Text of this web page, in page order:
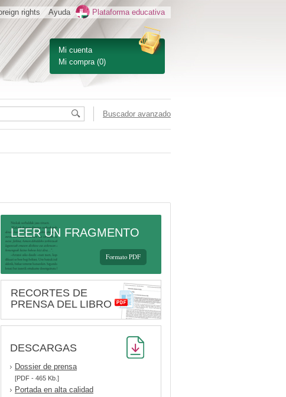
Mi cuenta
Mi compra (0)
rights Ayuda Plataforma educativa
Buscador avanzado
LEER UN FRAGMENTO
Formato PDF
RECORTES DE
PRENSA DEL LIBRO
DESCARGAS
Dossier de prensa
[PDF - 465 Kb.]
Portada en alta calidad